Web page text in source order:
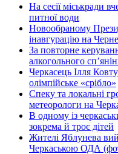
На сесії міськради
питної води
Новообраному
інавгурацію на
За повторне
алкогольного
Черкасець Ілля
олімпійське «срібло»
Спеку та локальні
метеорологи на
В одному із
зокрема й троє дітей
Жителі Яблунева
Черкаською ОДА